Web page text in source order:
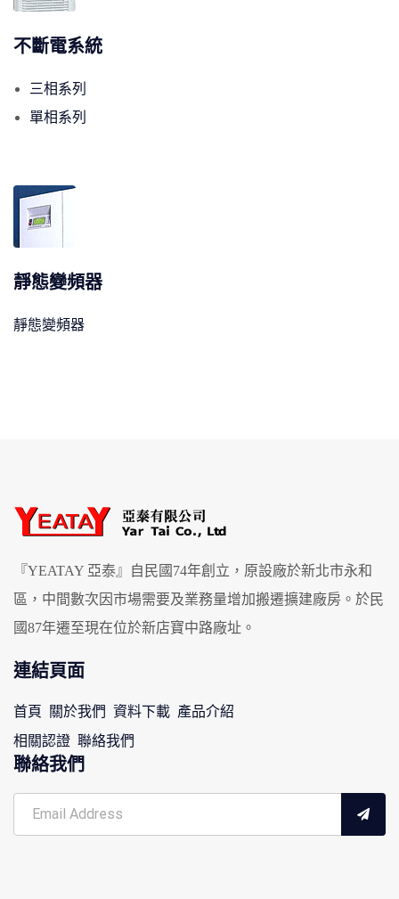
不斷電系統
三相系列
單相系列
靜態變頻器
靜態變頻器
『YEATAY 亞泰』自民國74年創立，原設廠於新北市永和
區，中間數次因市場需要及業務量增加搬遷擴建廠房。於民
國87年遷至現在位於新店寶中路廠址。
連結頁面
首頁 關於我們 資料下載 產品介紹
相關認證 聯絡我們
聯絡我們